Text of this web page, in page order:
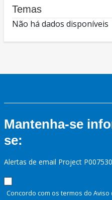
Temas
Não há dados disponíveis
Mantenha-se
se:
Alertas de email Project P007530
Concordo com os termos do